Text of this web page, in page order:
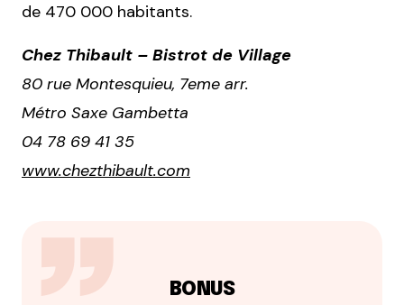
de 470 000 habitants.
Chez Thibault – Bistrot de Village
80 rue Montesquieu, 7eme arr.
Métro Saxe Gambetta
04 78 69 41 35
www.chezthibault.com
BONUS